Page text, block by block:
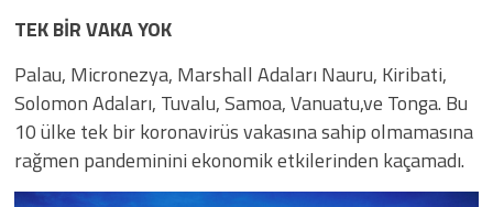
TEK BİR VAKA YOK
Palau, Micronezya, Marshall Adaları Nauru, Kiribati,
Solomon Adaları, Tuvalu, Samoa, Vanuatu,ve Tonga. Bu
10 ülke tek bir koronavirüs vakasına sahip olmamasına
rağmen pandeminini ekonomik etkilerinden kaçamadı.